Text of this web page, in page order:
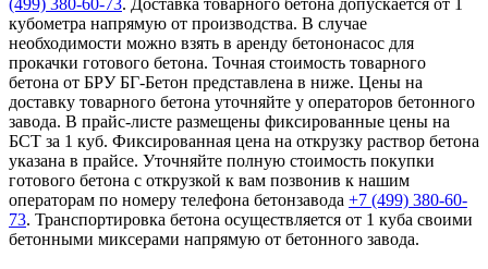
(499) 380-60-73. Доставка товарного бетона допускается от 1
кубометра напрямую от производства. В случае
необходимости можно взять в аренду бетононасос для
прокачки готового бетона. Точная стоимость товарного
бетона от БРУ БГ-Бетон представлена в ниже. Цены на
доставку товарного бетона уточняйте у операторов бетонного
завода. В прайс-листе размещены фиксированные цены на
БСТ за 1 куб. Фиксированная цена на открузку раствор бетона
указана в прайсе. Уточняйте полную стоимость покупки
готового бетона с открузкой к вам позвонив к нашим
операторам по номеру телефона бетонзавода +7 (499) 380-60-
73. Транспортировка бетона осуществляется от 1 куба своими
бетонными миксерами напрямую от бетонного завода.